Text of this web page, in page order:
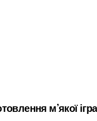
м’якої